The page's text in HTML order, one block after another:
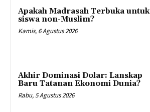
Apakah Madrasah Terbuka untuk
siswa non-Muslim?
Kamis, 6 Agustus 2026
Akhir Dominasi Dolar: Lanskap
Baru Tatanan Ekonomi Dunia?
Rabu, 5 Agustus 2026